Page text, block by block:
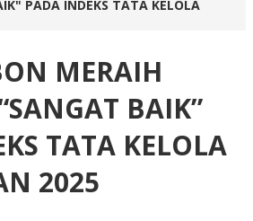
PADA INDEKS TATA KELOLA
MERAIH
BAIK”
TATA KELOLA
2025